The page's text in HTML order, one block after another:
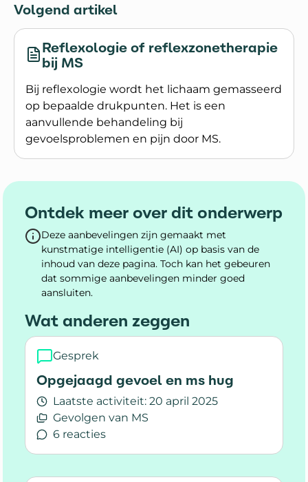
Volgend artikel
Reflexologie of reflexzonetherapie
bij MS
Bij reflexologie wordt het lichaam gemasseerd
op bepaalde drukpunten. Het is een
aanvullende behandeling bij
gevoelsproblemen en pijn door MS.
Lees meer over Reflexologie of
Ontdek meer over dit onderwerp
Deze aanbevelingen zijn gemaakt met
kunstmatige intelligentie (AI) op basis van de
inhoud van deze pagina. Toch kan het gebeuren
dat sommige aanbevelingen minder goed
aansluiten.
Wat anderen zeggen
Gesprek
Opgejaagd gevoel en ms hug
Laatste activiteit: 20 april 2025
Gevolgen van MS
6 reacties
Lees meer over Opgejaagd gevoel en ms hug